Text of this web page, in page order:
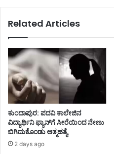
Related Articles
ಕುಂದಾಪುರ: ಪದವಿ ಕಾಲೇಜಿನ
ವಿದ್ಯಾರ್ಥಿನಿ ಫ್ಯಾನ್‌ಗೆ ಸೀರೆಯಿಂದ ನೇಣು
ಬಿಗಿದುಕೊಂಡು ಆತ್ಮಹತ್ಯೆ
2 days ago